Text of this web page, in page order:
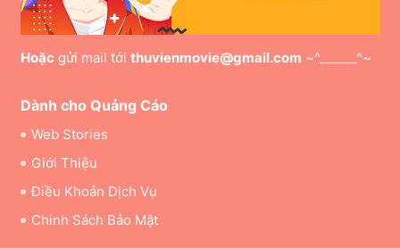
Hoặc gửi mail tới thuvienmovie@gmail.com ~^______^~
Dành cho Quảng Cáo
Web Stories
Giới Thiệu
Điều Khoản Dịch Vụ
Chinh Sách Bảo Mật